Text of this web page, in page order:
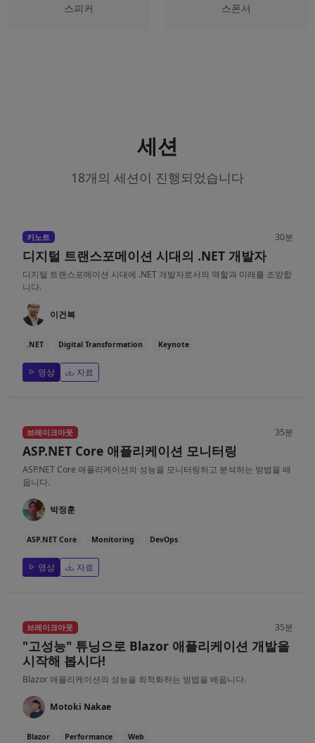
스피커 스폰서
세션
18개의 세션이 진행되었습니다
키노트 30분
디지털 트랜스포메이션 시대의 .NET 개발자
디지털 트랜스포메이션 시대에 .NET 개발자로서의 역할과 미래를 조망합
니다.
이건복
.NET Digital Transformation Keynote
영상 자료
브레이크아웃 35분
ASP.NET Core 애플리케이션 모니터링
ASP.NET Core 애플리케이션의 성능을 모니터링하고 분석하는 방법을 배
웁니다.
박정훈
ASP.NET Core Monitoring DevOps
영상 자료
브레이크아웃 35분
"고성능" 튜닝으로 Blazor 애플리케이션 개발을
시작해 봅시다!
Blazor 애플리케이션의 성능을 최적화하는 방법을 배웁니다.
Motoki Nakae
Blazor Performance Web